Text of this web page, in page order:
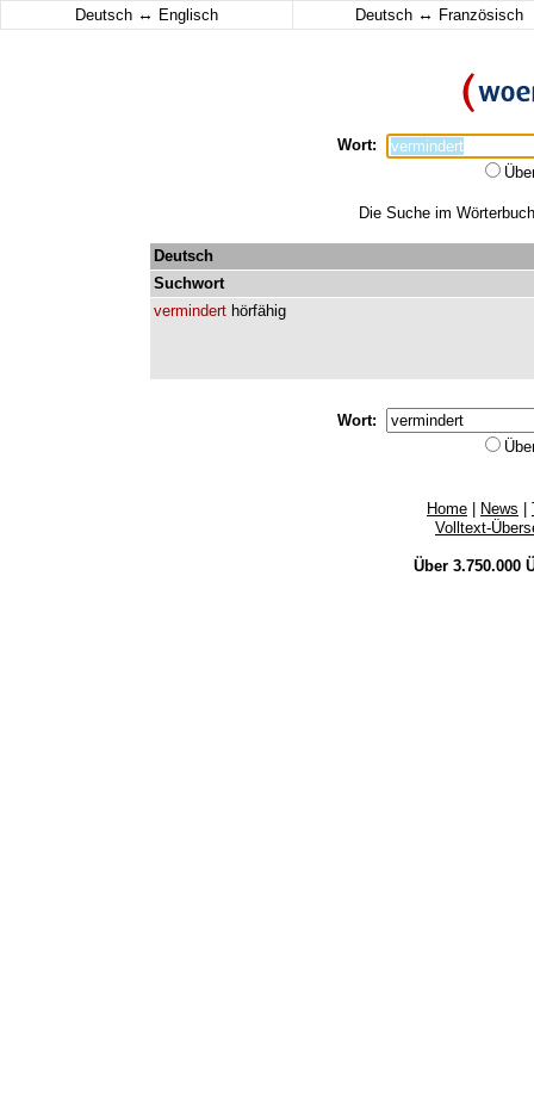
Deutsch ↔ Englisch Deutsch ↔ Französisch
Wort:
Die Suche im
Deutsch
Suchwort
vermindert hörfähig
Wort:
Home News
Volltext-
Über 3.750.000